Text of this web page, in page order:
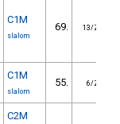
C1M
slalom
69. 13/ZS
C1M
slalom
55. 6/ZS
C2M